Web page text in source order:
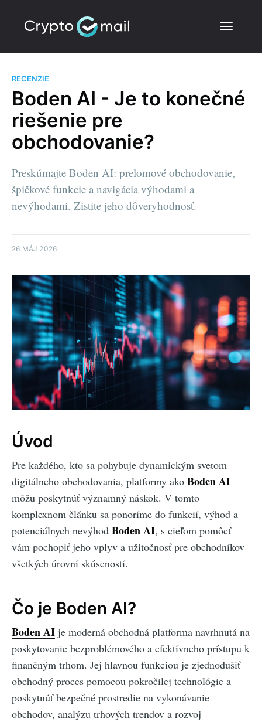
RECENZIE
Boden AI - Je to konečné
riešenie pre
obchodovanie?
Preskúmajte Boden AI: prelomové obchodovanie,
špičkové funkcie a navigácia výhodami a
nevýhodami. Zistite jeho dôveryhodnosť.
26 MÁJ 2026
Úvod
Pre každého, kto sa pohybuje dynamickým svetom
digitálneho obchodovania, platformy ako Boden AI
môžu poskytnúť významný náskok. V tomto
komplexnom článku sa ponoríme do funkcií, výhod a
potenciálnych nevýhod Boden AI, s cieľom pomôcť
vám pochopiť jeho vplyv a užitočnosť pre obchodníkov
všetkých úrovní skúseností.
Čo je Boden AI?
Boden AI je moderná obchodná platforma navrhnutá na
poskytovanie bezproblémového a efektívneho prístupu k
finančným trhom. Jej hlavnou funkciou je zjednodušiť
obchodný proces pomocou pokročilej technológie a
poskytnúť bezpečné prostredie na vykonávanie
obchodov, analýzu trhových trendov a rozvoj